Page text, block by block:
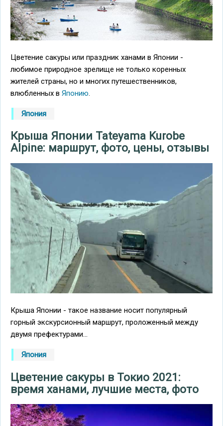
Цветение сакуры или праздник ханами в Японии -
любимое природное зрелище не только коренных
жителей страны, но и многих путешественников,
влюбленных в Японию
Япония
Крыша Японии Tateyama Kurobe
Alpine: маршрут, фото, цены, отзывы
Крыша Японии - такое название носит популярный
горный экскурсионный маршрут, проложенный между
двумя префектурами...
Япония
Цветение сакуры в Токио 2021:
время ханами, лучшие места, фото